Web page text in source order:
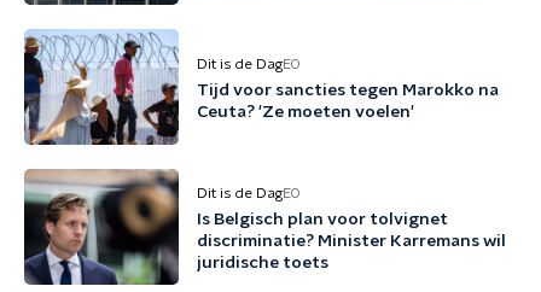
Dit is de DagEO
Tijd voor sancties tegen Marokko na
Ceuta? 'Ze moeten voelen'
Dit is de DagEO
Is Belgisch plan voor tolvignet
discriminatie? Minister Karremans wil
juridische toets